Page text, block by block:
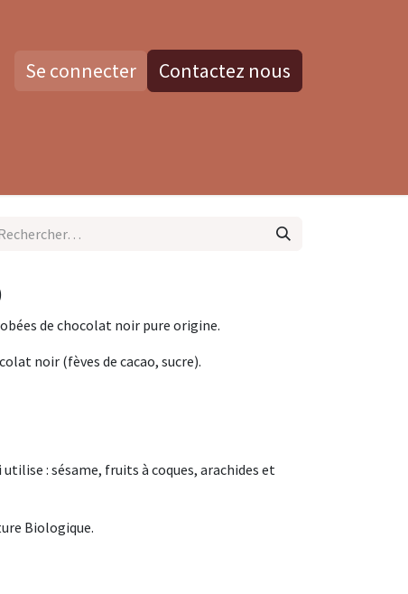
Se connecter Contactez nous
de chocolat noir pure origine.
noir (fèves de cacao, sucre).
: sésame, fruits à coques, arachides et
Biologique.